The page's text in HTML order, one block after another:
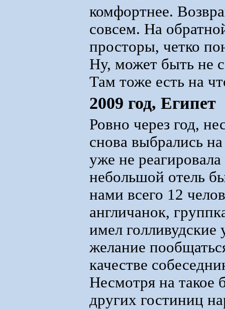
комфортнее.
совсем. На
просторы, четко
Ну, может быть не
Там тоже есть на
2009 год, Египет
Ровно через год,
снова выбрались
уже не
небольшой отель
нами всего 12
англичанок,
имел голливудские
желание
качестве
Несмотря на такое
других гостиниц